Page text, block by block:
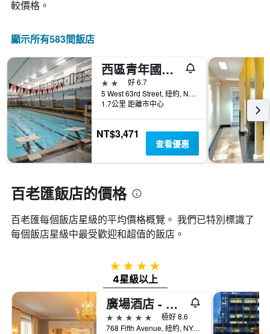
數
圖
表
具
有
1
條
Y
軸，
顯
示
房
間
平
均
格
較價格。
顯示所有583間飯店
西區青年國際旅館
2星級
好 6.7
5 West 63rd Street, 紐約, NY, 美國
1.7公里 距離市中心
NT$3,471
查看優惠
百老匯飯店的價格
百老匯​每個飯店星級的平均價格概覽。 我們已特別標識了
每個飯店星級中最受歡迎和超值的飯店。
4星級
4星級以上
廣場酒店 - 紐約
5星級
極好 8.6
768 Fifth Avenue, 紐約, NY, 美國